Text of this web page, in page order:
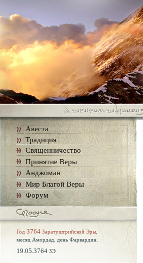
Авеста
Традиция
Священничество
Принятие Веры
Анджоман
Мир Благой Веры
Форум
Год 3764 Заратуштрийской Эры,
месяц Амордад, день Фарвардин.
19.05.3764 ЗЭ